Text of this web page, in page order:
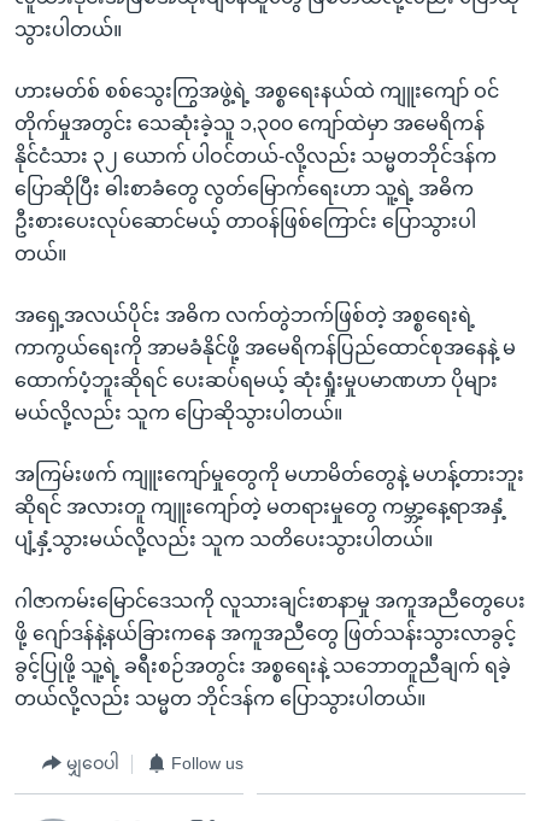
သွားပါတယ်။
ဟားမတ်စ် စစ်သွေးကြွအဖွဲ့ရဲ့ အစ္စရေးနယ်ထဲ ကျူးကျော် ဝင်
တိုက်မှုအတွင်း သေဆုံးခဲ့သူ ၁,၃၀၀ ကျော်ထဲမှာ အမေရိကန်
နိုင်ငံသား ၃၂ ယောက် ပါဝင်တယ်-လို့လည်း သမ္မတဘိုင်ဒန်က
ပြောဆိုပြီး ဓါးစာခံတွေ လွတ်မြောက်ရေးဟာ သူ့ရဲ့ အဓိက
ဦးစားပေးလုပ်ဆောင်မယ့် တာဝန်ဖြစ်ကြောင်း ပြောသွားပါ
တယ်။
အရှေ့အလယ်ပိုင်း အဓိက လက်တွဲဘက်ဖြစ်တဲ့ အစ္စရေးရဲ့
ကာကွယ်ရေးကို အာမခံနိုင်ဖို့ အမေရိကန်ပြည်ထောင်စုအနေနဲ့ မ
ထောက်ပံ့ဘူးဆိုရင် ပေးဆပ်ရမယ့် ဆုံးရှုံးမှုပမာဏဟာ ပိုများ
မယ်လို့လည်း သူက ပြောဆိုသွားပါတယ်။
အကြမ်းဖက် ကျူးကျော်မှုတွေကို မဟာမိတ်တွေနဲ့ မဟန့်တားဘူး
ဆိုရင် အလားတူ ကျူးကျော်တဲ့ မတရားမှုတွေ ကမ္ဘာ့နေ့ရာအနှံ့
ပျံ့နှံ့သွားမယ်လို့လည်း သူက သတိပေးသွားပါတယ်။
ဂါဇာကမ်းမြောင်ဒေသကို လူသားချင်းစာနာမှု အကူအညီတွေပေး
ဖို့ ဂျော်ဒန်နဲ့နယ်ခြားကနေ အကူအညီတွေ ဖြတ်သန်းသွားလာခွင့်
ခွင့်ပြုဖို့ သူ့ရဲ့ ခရီးစဉ်အတွင်း အစ္စရေးနဲ့ သဘောတူညီချက် ရခဲ့
တယ်လို့လည်း သမ္မတ ဘိုင်ဒန်က ပြောသွားပါတယ်။
မျှဝေပါ Follow us